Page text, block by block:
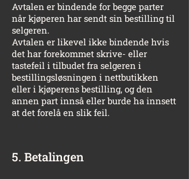
Avtalen er bindende for begge parter
når kjøperen har sendt sin bestilling til
selgeren.
Avtalen er likevel ikke bindende hvis
det har forekommet skrive- eller
tastefeil i tilbudet fra selgeren i
bestillingsløsningen i nettbutikken
eller i kjøperens bestilling, og den
annen part innså eller burde ha innsett
at det forelå en slik feil.
5. Betalingen